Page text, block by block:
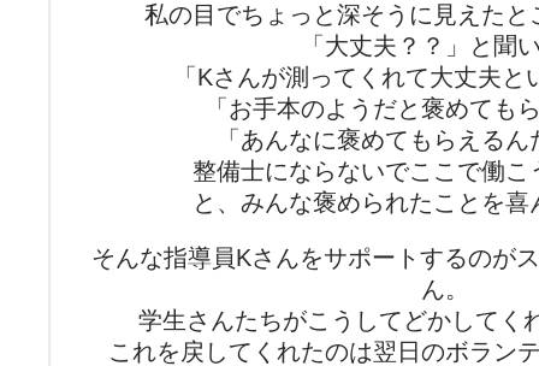
私の目でちょっと深そうに見えたと
「大丈夫？？」と聞
「Kさんが測ってくれて大丈夫と
「お手本のようだと褒めても
「あんなに褒めてもらえる
整備士にならないでここで働こ
と、みんな褒められたことを喜
そんな指導員Kさんをサポートするのが
ん。
学生さんたちがこうしてどかしてく
これを戻してくれたのは翌日のボラン